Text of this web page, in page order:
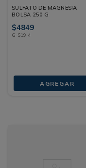
SULFATO DE MAGNESIA
BOLSA 250 G
$4849
G $19,4
AGREGAR